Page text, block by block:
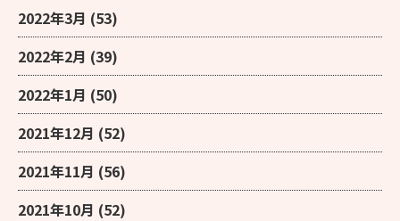
2022年3月 (53)
2022年2月 (39)
2022年1月 (50)
2021年12月 (52)
2021年11月 (56)
2021年10月 (52)